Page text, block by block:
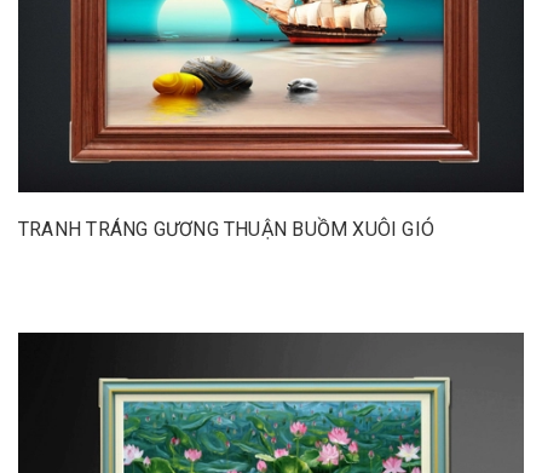
TRANH TRÁNG GƯƠNG THUẬN BUỒM XUÔI GIÓ